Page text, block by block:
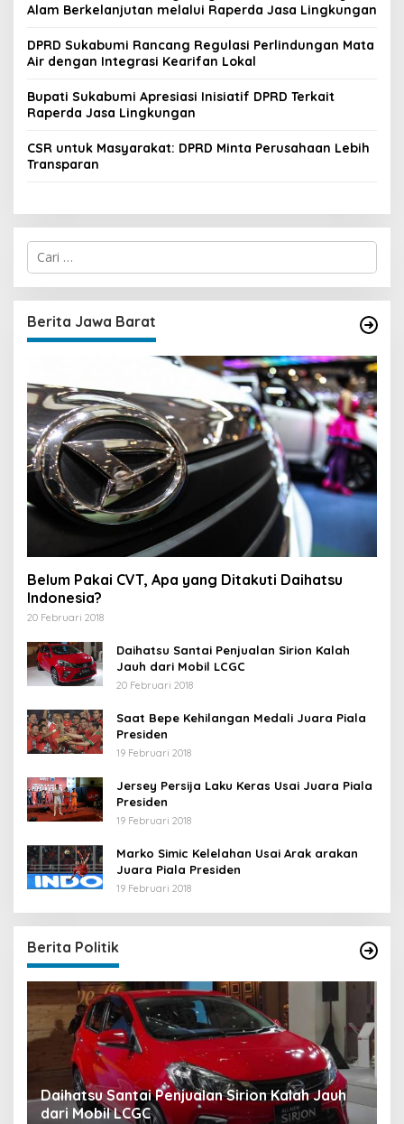
Alam Berkelanjutan melalui Raperda Jasa Lingkungan
DPRD Sukabumi Rancang Regulasi Perlindungan Mata
Air dengan Integrasi Kearifan Lokal
Bupati Sukabumi Apresiasi Inisiatif DPRD Terkait
Raperda Jasa Lingkungan
CSR untuk Masyarakat: DPRD Minta Perusahaan Lebih
Transparan
C
i
u
n
t
:
Berita Jawa Barat
Belum Pakai CVT, Apa yang Ditakuti Daihatsu
Indonesia?
20 Februari 2018
Daihatsu Santai Penjualan Sirion Kalah
Jauh dari Mobil LCGC
20 Februari 2018
Saat Bepe Kehilangan Medali Juara Piala
Presiden
19 Februari 2018
Jersey Persija Laku Keras Usai Juara Piala
Presiden
19 Februari 2018
Marko Simic Kelelahan Usai Arak arakan
Juara Piala Presiden
19 Februari 2018
Berita Politik
Daihatsu Santai Penjualan Sirion Kalah Jauh
dari Mobil LCGC